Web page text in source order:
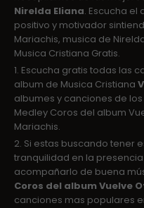
Nirelda Eliana. Escucha el
positivo y motivador
Mariachis, musica de
Musica Cristiana Gratis.
1. Escucha gratis todas las
album de Musica Cristiana
albumes y canciones de
Medley Coros del album
Mariachis.
2. Si estas buscando tener
tranquilidad en la
acompañarlo de buena
Coros del album Vuelve
canciones mas populares